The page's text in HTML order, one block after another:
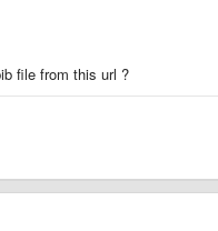
file from this url ?